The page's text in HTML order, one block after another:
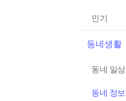
인기
동네생활
동네 일상
동네 정보